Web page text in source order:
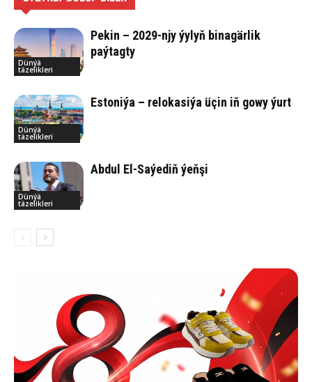
Dünýä
täzelikleri
Pekin – 2029-njy ýylyň binagärlik
paýtagty
Dünýä
täzelikleri
Estoniýa – relokasiýa üçin iň gowy ýurt
Dünýä
täzelikleri
Abdul El-Saýediň ýeňşi